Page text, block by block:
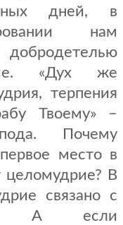
дней, в
нам
«Дух же
терпения
Твоему» –
Почему
место в
целомудрие? В
связано с
А если